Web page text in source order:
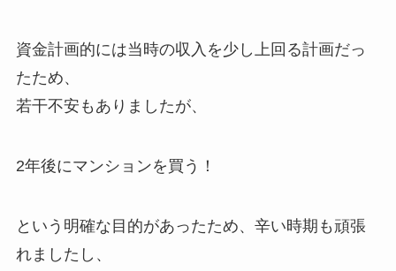
資金計画的には当時の収入を少し上回る計画だっ
たため、
若干不安もありましたが、
2年後にマンションを買う！
という明確な目的があったため、辛い時期も頑張
れましたし、